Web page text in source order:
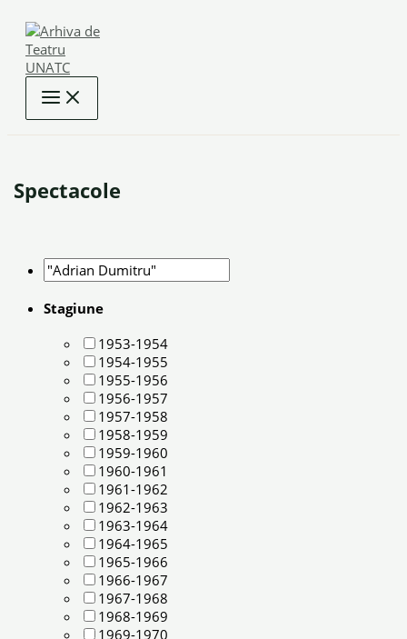
content
Spectacole
Stagiune
1953-1954
1954-1955
1955-1956
1956-1957
1957-1958
1958-1959
1959-1960
1960-1961
1961-1962
1962-1963
1963-1964
1964-1965
1965-1966
1966-1967
1967-1968
1968-1969
1969-1970